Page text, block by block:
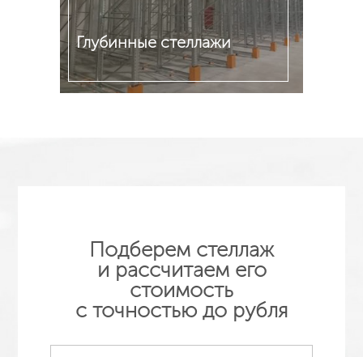
Глубинные стеллажи
Подберем стеллаж
и рассчитаем его
стоимость
с точностью до рубля